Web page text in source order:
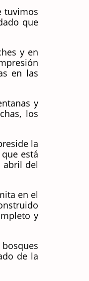
tuvimos
que
y en
en las
y
los
la
está
abril del
en el
y
de la